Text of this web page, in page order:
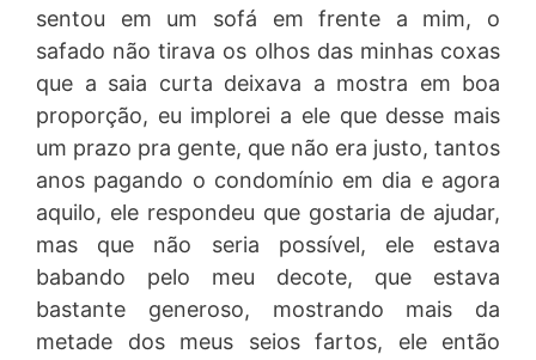
sentou em um sofá em frente a mim, o
safado não tirava os olhos das minhas coxas
que a saia curta deixava a mostra em boa
proporção, eu implorei a ele que desse mais
um prazo pra gente, que não era justo, tantos
anos pagando o condomínio em dia e agora
aquilo, ele respondeu que gostaria de ajudar,
mas que não seria possível, ele estava
babando pelo meu decote, que estava
bastante generoso, mostrando mais da
metade dos meus seios fartos, ele então